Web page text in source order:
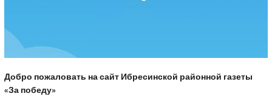
Добро пожаловать на сайт Ибресинской районной газеты
«За победу»